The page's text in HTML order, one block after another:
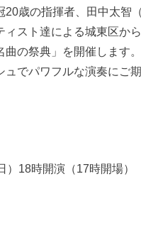
20歳の指揮者、田中太智
ィスト達による城東区か
曲の祭典」を開催します
ュでパワフルな演奏にご
18時開演（17時開場）